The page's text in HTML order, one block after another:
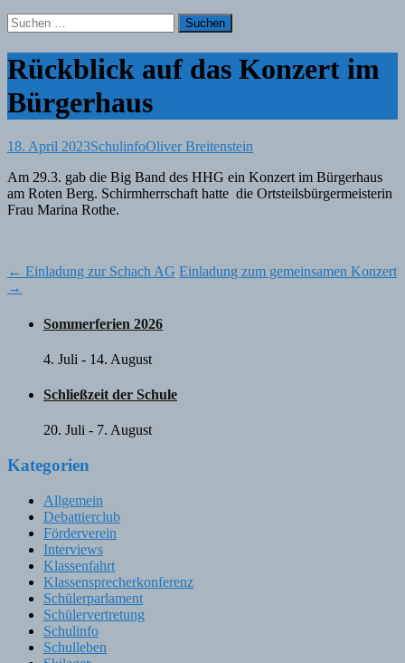
Suchen
nach:
Rückblick auf das Konzert im
Bürgerhaus
18. April 2023SchulinfoOliver Breitenstein
Am 29.3. gab die Big Band des HHG ein Konzert im Bürgerhaus
am Roten Berg. Schirmherrschaft hatte die Ortsteilsbürgermeisterin
Frau Marina Rothe.
Post
navigation
← Einladung zur Schach AG Einladung zum gemeinsamen Konzert
→
Sommerferien 2026
4. Juli - 14. August
Schließzeit der Schule
20. Juli - 7. August
Kategorien
Allgemein
Debattierclub
Förderverein
Interviews
Klassenfahrt
Klassensprecherkonferenz
Schülerparlament
Schülervertretung
Schulinfo
Schulleben